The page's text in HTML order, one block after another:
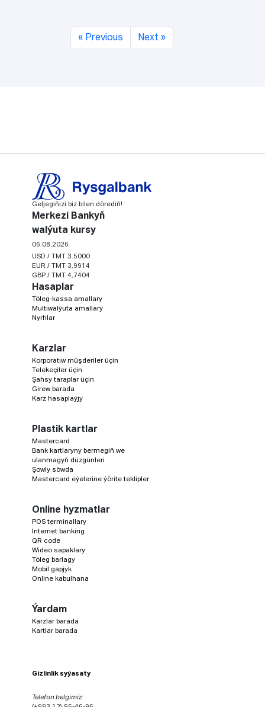
« Previous Next »
Geljegiňizi biz bilen dörediň!
Merkezi Bankyň
walýuta kursy
06.08.2026
USD / TMT 3.5000
EUR / TMT 3,9914
GBP / TMT 4,7404
Hasaplar
Töleg-kassa amallary
Multiwalýuta amallary
Nyrhlar
Karzlar
Korporatiw müşderiler üçin
Telekeçiler üçin
Şahsy taraplar üçin
Girew barada
Karz hasaplaýjy
Plastik kartlar
Mastercard
Bank kartlaryny bermegiň we
ulanmagyň düzgünleri
Şowly söwda
Mastercard eýelerine ýörite teklipler
Online hyzmatlar
POS terminallary
Internet banking
QR code
Wideo sapaklary
Töleg barlagy
Mobil gapjyk
Online kabulhana
Ýardam
Karzlar barada
Kartlar barada
Gizlinlik syýasaty
Telefon belgimiz: